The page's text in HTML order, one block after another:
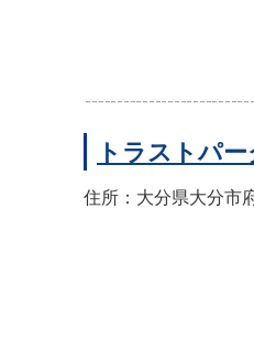
トラストパ
住所：大分県大分市